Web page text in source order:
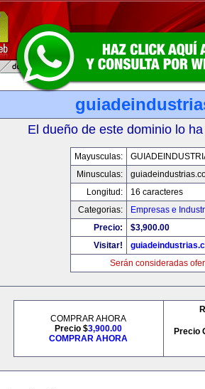
El dueño de este dominio lo
Mayusculas:
Minusculas:
Longitud:
16 caracteres
Categorias:
Empresas e
Precio:
$3,900.00
Visitar!
Serán consideradas
COMPRAR AHORA
Precio $3,900.00
COMPRAR AHORA
Precio